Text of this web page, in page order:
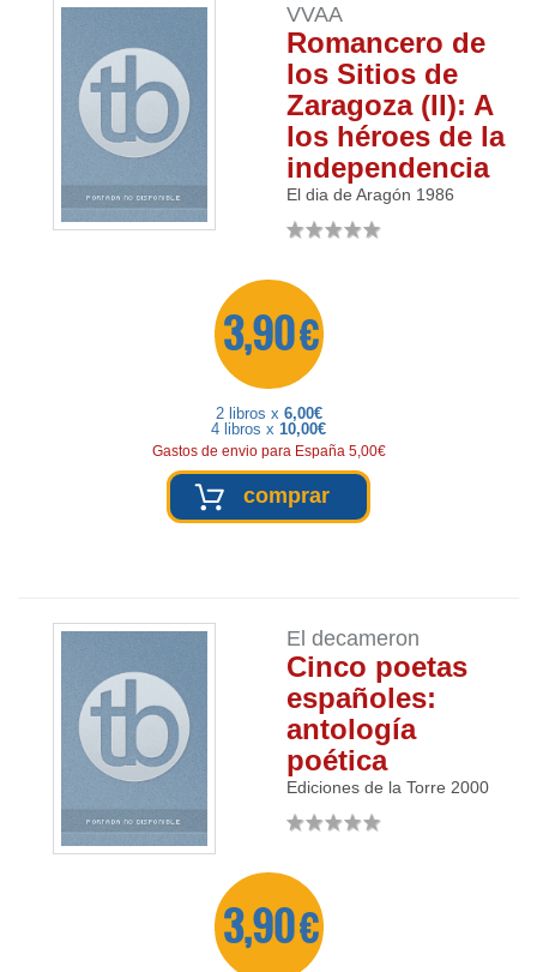
VVAA
Romancero de
los Sitios de
Zaragoza (II): A
los héroes de la
independencia
El dia de Aragón 1986
3,90 €
2 libros x 6,00€
4 libros x 10,00€
Gastos de envio para España 5,00€
comprar
El decameron
Cinco poetas
españoles:
antología
poética
Ediciones de la Torre 2000
3,90 €